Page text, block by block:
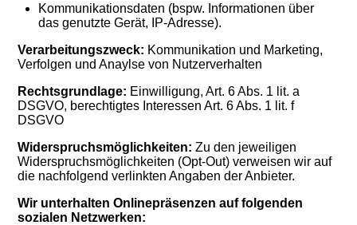
Kommunikationsdaten (bspw. Informationen über
das genutzte Gerät, IP-Adresse).
Verarbeitungszweck: Kommunikation und Marketing,
Verfolgen und Anaylse von Nutzerverhalten
Rechtsgrundlage: Einwilligung, Art. 6 Abs. 1 lit. a
DSGVO, berechtigtes Interessen Art. 6 Abs. 1 lit. f
DSGVO
Widerspruchsmöglichkeiten:Zu den jeweiligen
Widerspruchsmöglichkeiten (Opt-Out) verweisen wir auf
die nachfolgend verlinkten Angaben der Anbieter.
Wir unterhalten Onlinepräsenzen auf folgenden
sozialen Netzwerken: